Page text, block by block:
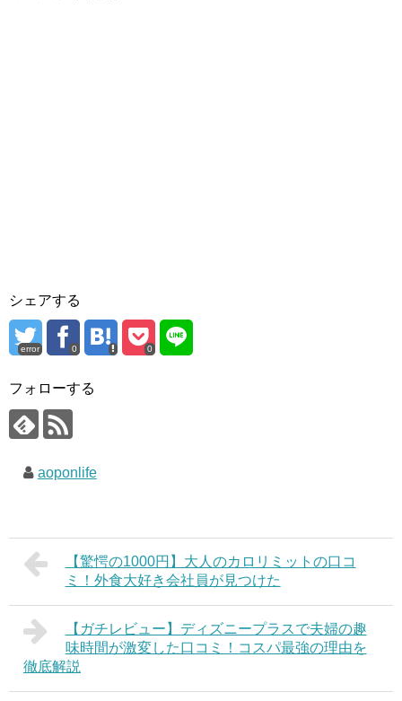
シェアする
error 0 0
フォローする
aoponlife
【驚愕の1000円】大人のカロリミットの口コ
ミ！外食大好き会社員が見つけた
【ガチレビュー】ディズニープラスで夫婦の趣
味時間が激変した口コミ！コスパ最強の理由を
徹底解説